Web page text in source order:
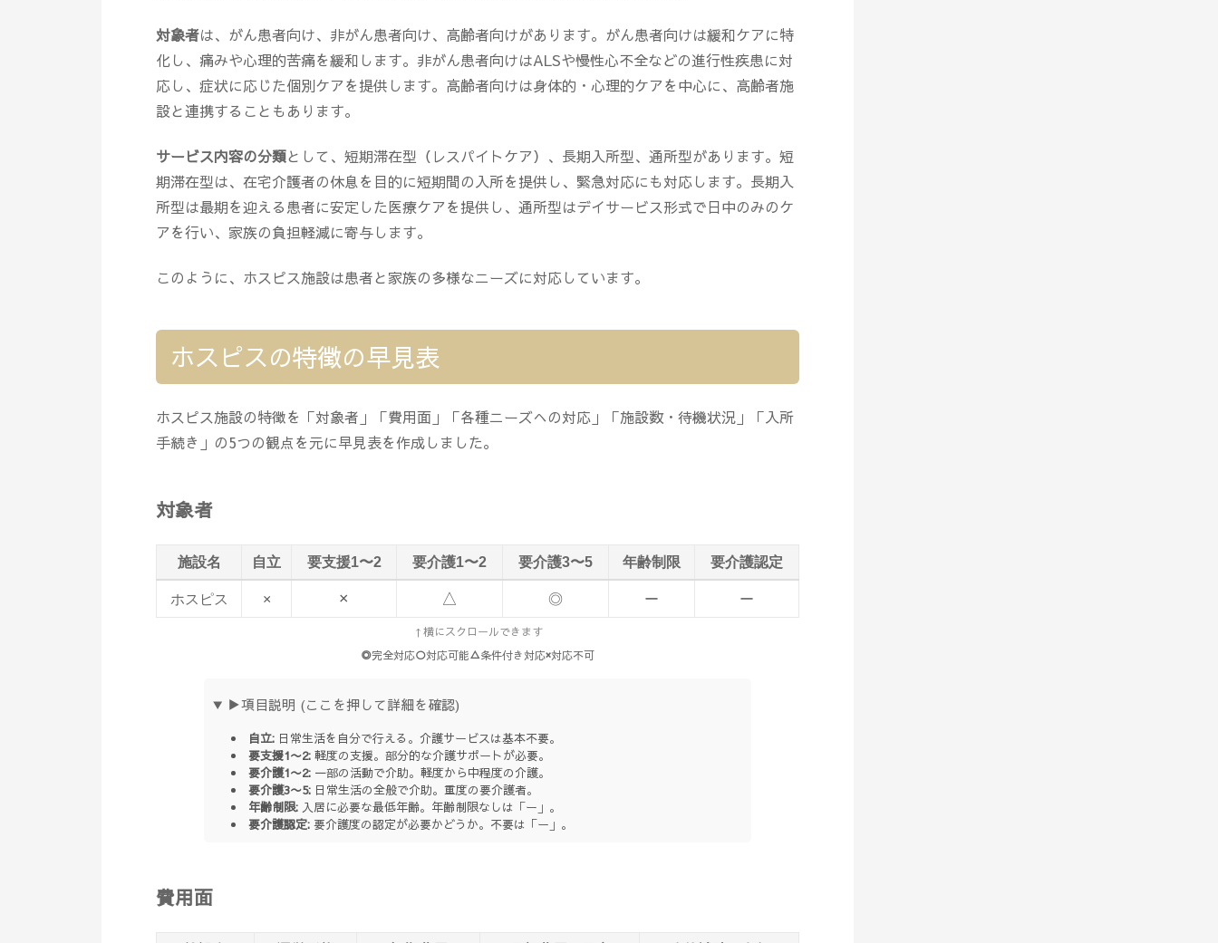
対象者は、がん患者向け、非がん患者向け、高齢者向けがあります。がん患者向けは緩和ケアに特
化し、痛みや心理的苦痛を緩和します。非がん患者向けはALSや慢性心不全などの進行性疾患に対
応し、症状に応じた個別ケアを提供します。高齢者向けは身体的・心理的ケアを中心に、高齢者施
設と連携することもあります。
サービス内容の分類として、短期滞在型（レスパイトケア）、長期入所型、通所型があります。短
期滞在型は、在宅介護者の休息を目的に短期間の入所を提供し、緊急対応にも対応します。長期入
所型は最期を迎える患者に安定した医療ケアを提供し、通所型はデイサービス形式で日中のみのケ
アを行い、家族の負担軽減に寄与します。
このように、ホスピス施設は患者と家族の多様なニーズに対応しています。
ホスピスの特徴の早見表
ホスピス施設の特徴を「対象者」「費用面」「各種ニーズへの対応」「施設数・待機状況」「入所
手続き」の5つの観点を元に早見表を作成しました。
対象者
施設名 自立 要支援1〜2 要介護1〜2 要介護3〜5 年齢制限 要介護認定
ホスピス × × △ ◎ ー ー
↑横にスクロールできます
◎完全対応○対応可能△条件付き対応×対応不可
▶項目説明 (ここを押して詳細を確認)
自立: 日常生活を自分で行える。介護サービスは基本不要。
要支援1〜2: 軽度の支援。部分的な介護サポートが必要。
要介護1〜2: 一部の活動で介助。軽度から中程度の介護。
要介護3〜5: 日常生活の全般で介助。重度の要介護者。
年齢制限: 入居に必要な最低年齢。年齢制限なしは「ー」。
要介護認定: 要介護度の認定が必要かどうか。不要は「ー」。
費用面